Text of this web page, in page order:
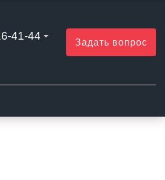
41-44 Задать вопрос